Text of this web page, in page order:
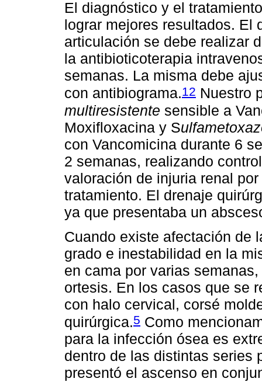
El diagnóstico y el
lograr mejores resultados. El
articulación se debe realizar
la antibioticoterapia
semanas. La misma debe
con antibiograma.12 Nuestro
multiresistente sensible a
Moxifloxacina y S
con Vancomicina durante 6
2 semanas, realizando
valoración de injuria renal
tratamiento. El drenaje
ya que presentaba un
Cuando existe afectación de
grado e inestabilidad en la
en cama por varias
ortesis. En los casos que se
con halo cervical, corsé
quirúrgica.5 Como
para la infección ósea es
dentro de las distintas series
presentó el ascenso en